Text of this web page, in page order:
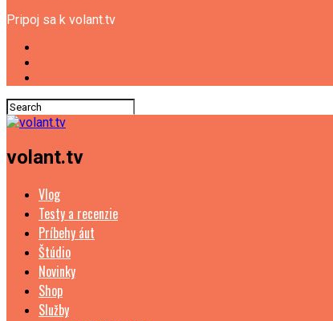
Pripoj sa k volant.tv
volant.tv
Vlog
Testy a recenzie
Príbehy áut
Štúdio
Novinky
Shop
Služby